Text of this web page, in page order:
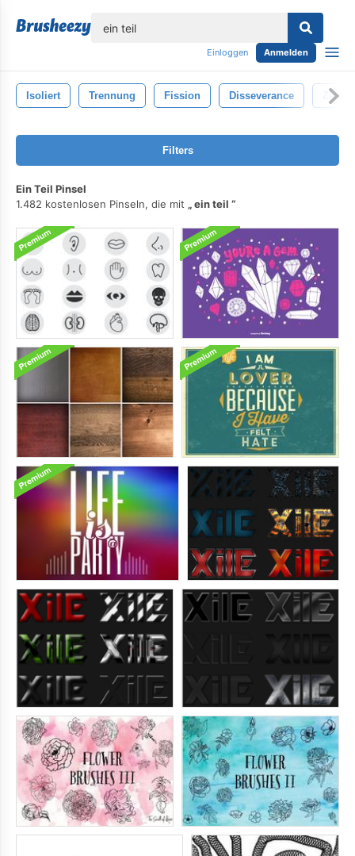
Einloggen Anmelden
Isoliert Trennung Fission Disseverance Zerfall
Filters
Ein Teil Pinsel
1.482 kostenlosen Pinseln, die mit
ein teil